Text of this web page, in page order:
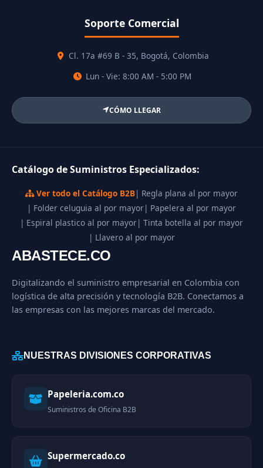
Soporte Comercial
Cl. 17a #69 B - 35, Bogotá, Colombia
Lun - Vie: 8:00 AM - 5:00 PM
CÓMO LLEGAR
Catálogo de Suministros Especializados:
Ver todo el Catálogo B2B| Regla plana al por mayor
| Folder celuguia al por mayor| Papelera al por mayor
| Espiral plastico al por mayor| Tinta botella al por mayor
| Llavero al por mayor
ABASTECE.CO
Digitalizando el suministro empresarial en Colombia con
logística de alta precisión y tecnología B2B. Conectamos a
las empresas con las mejores marcas del mercado.
NUESTRAS DIVISIONES CORPORATIVAS
Papeleria.com.co
Suministros de Oficina B2B
Supermercado.co